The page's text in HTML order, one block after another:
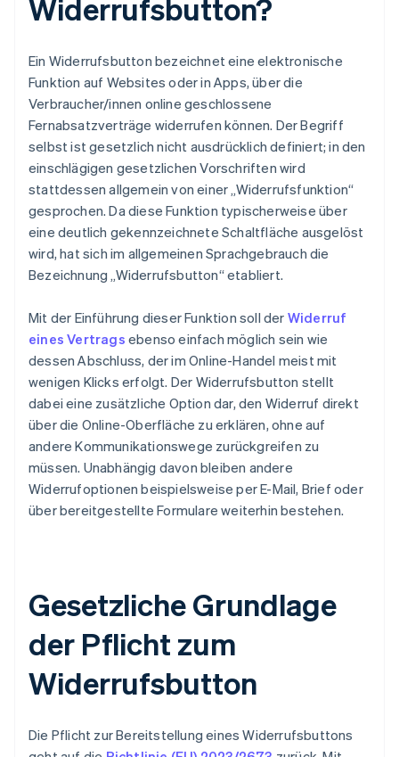
Widerrufsbutton?
Ein Widerrufsbutton bezeichnet eine elektronische
Funktion auf Websites oder in Apps, über die
Verbraucher/innen online geschlossene
Fernabsatzverträge widerrufen können. Der Begriff
selbst ist gesetzlich nicht ausdrücklich definiert; in den
einschlägigen gesetzlichen Vorschriften wird
stattdessen allgemein von einer „Widerrufsfunktion“
gesprochen. Da diese Funktion typischerweise über
eine deutlich gekennzeichnete Schaltfläche ausgelöst
wird, hat sich im allgemeinen Sprachgebrauch die
Bezeichnung „Widerrufsbutton“ etabliert.
Mit der Einführung dieser Funktion soll der Widerruf
eines Vertrags ebenso einfach möglich sein wie
dessen Abschluss, der im Online-Handel meist mit
wenigen Klicks erfolgt. Der Widerrufsbutton stellt
dabei eine zusätzliche Option dar, den Widerruf direkt
über die Online-Oberfläche zu erklären, ohne auf
andere Kommunikationswege zurückgreifen zu
müssen. Unabhängig davon bleiben andere
Widerrufoptionen beispielsweise per E-Mail, Brief oder
über bereitgestellte Formulare weiterhin bestehen.
Gesetzliche Grundlage
der Pflicht zum
Widerrufsbutton
Die Pflicht zur Bereitstellung eines Widerrufsbuttons